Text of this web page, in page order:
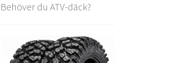
Behöver du ATV-däck?